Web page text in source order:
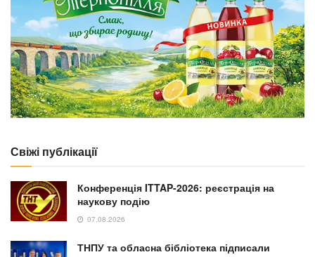
Блискавка вщент спалила хату 72-річної
жительки Зборівщини: онук шукає допомогу
для відновлення домівки
25.07.2026